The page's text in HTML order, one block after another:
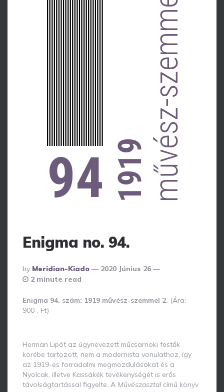
94 1919művész-szemmel 2.
Enigma no. 94.
Posted
By
By Meridian-Kiado
2020 Június 26
2 minute read
Enigma 94. szám: 1919 művész-szemmel 2. (Ára:
900-, Ft)
Herman Lipót az úgynevezett műcsarnoki festők
körébe tartozott, nem a modernista vonulathoz, így
az 1919-es forradalmi megmozdulásokat és a
Nyolcak, illetve Kassákék tevékenységét is erős
távolságtartással figyelte. A Művészasztal című könyv